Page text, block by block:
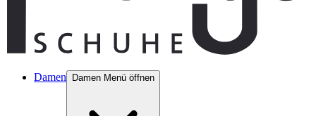
Damen Damen Menü öffnen